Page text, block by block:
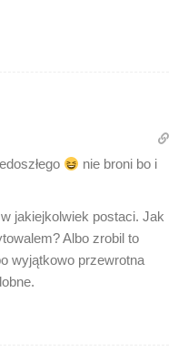
nie broni bo i
jakiejkolwiek postaci. Jak
Albo zrobil to
wyjątkowo przewrotna